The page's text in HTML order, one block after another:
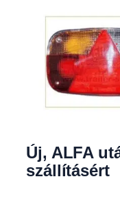
Új, ALFA
szállításért